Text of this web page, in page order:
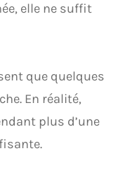
elle ne suffit
que quelques
En réalité,
plus d’une